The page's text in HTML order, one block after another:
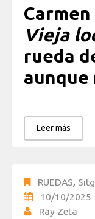
Vieja
rueda
aunque
Leer más
RUEDAS,
10/10/2025
Ray Zeta